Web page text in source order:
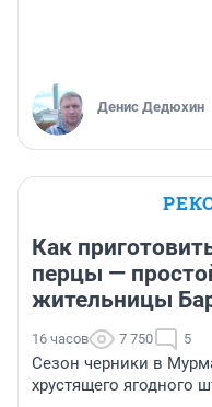
Денис Дедюхин
Как
перцы —
жительницы
16 часов 7 750 5
Сезон черники в
хрустящего ягодного